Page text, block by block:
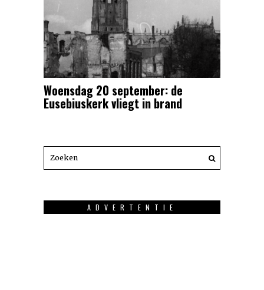
Woensdag 20 september: de
Eusebiuskerk vliegt in brand
ADVERTENTIE